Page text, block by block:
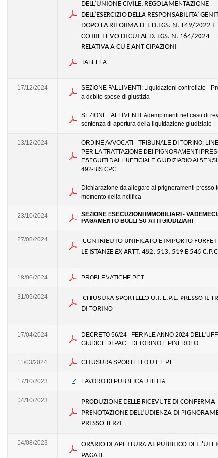
DELL’UNIONE CIVILE, REGOLAMENTAZIONE
DELL’ESERCIZIO DELLA RESPONSABILITA’
DOPO LA RIFORMA DEL D.LGS. N. 149/2022 E
CORRETTIVO DI CUI AL D. LGS. N. 164/2024 –
RELATIVA A CU E ANTICIPAZIONI
TABELLA
17/12/2024
SEZIONE FALLIMENTI: Liquidazioni controllate -
a debito spese di giustizia
SEZIONE FALLIMENTI: Adempimenti nel caso di
sentenza di apertura della liquidazione giudiziale
13/12/2024
ORDINE AVVOCATI - TRIBUNALE DI TORINO:
PER LA TRATTAZIONE DEI PIGNORAMENTI
ESEGUITI DALL’UFFICIALE GIUDIZIARIO AI SENSI
492-BIS CPC
Dichiarazione da allegare ai prignoramenti presso
momento della notifica
23/10/2024
SEZIONE ESECUZIONI IMMOBILIARI -
PAGAMENTO BOLLI SU ATTI GIUDIZIARI
27/08/2024
CONTRIBUTO UNIFICATO E IMPORTO
LE ISTANZE EX ARTT. 482, 513, 519 E 545
18/06/2024 PROBLEMATICHE PCT
31/05/2024
CHIUSURA SPORTELLO U.I. E.P.E. PRESSO IL
DI TORINO
17/04/2024
DECRETO 56/24 - FERIALE ANNO 2024
GIUDICE DI PACE DI TORINO E PINEROLO
11/03/2024 CHIUSURA SPORTELLO U.I. E.P.E
17/10/2023 LAVORO DI PUBBLICA UTILITÀ
04/10/2023
PRODUZIONE DELLE RICEVUTE DI CONFERMA
PRENOTAZIONE DELL’UDIENZA DI
PRESSO TERZI
04/08/2023
ORARIO DI APERTURA AL PUBBLICO
PAGATE